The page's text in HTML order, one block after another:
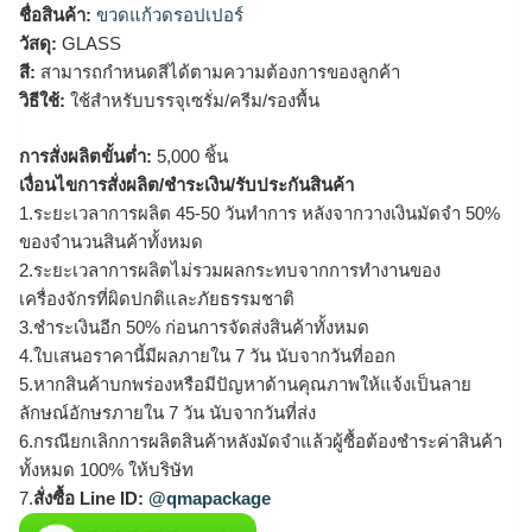
ชื่อสินค้า: ขวดแก้วดรอปเปอร์
วัสดุ: GLASS
สี: สามารถกำหนดสีได้ตามความต้องการของลูกค้า
วิธีใช้: ใช้สำหรับบรรจุเซรั่ม/ครีม/รองพื้น
การสั่งผลิตขั้นต่ำ: 5,000 ชิ้น
เงื่อนไขการสั่งผลิต/ชำระเงิน/รับประกันสินค้า
1.ระยะเวลาการผลิต 45-50 วันทำการ หลังจากวางเงินมัดจำ 50%
ของจำนวนสินค้าทั้งหมด
2.ระยะเวลาการผลิตไม่รวมผลกระทบจากการทำงานของ
เครื่องจักรที่ผิดปกติและภัยธรรมชาติ
3.ชำระเงินอีก 50% ก่อนการจัดส่งสินค้าทั้งหมด
4.ใบเสนอราคานี้มีผลภายใน 7 วัน นับจากวันที่ออก
5.หากสินค้าบกพร่องหรือมีปัญหาด้านคุณภาพให้แจ้งเป็นลาย
ลักษณ์อักษรภายใน 7 วัน นับจากวันที่ส่ง
6.กรณียกเลิกการผลิตสินค้าหลังมัดจำแล้วผู้ซื้อต้องชำระค่าสินค้า
ทั้งหมด 100% ให้บริษัท
7.สั่งซื้อ Line ID: @qmapackage